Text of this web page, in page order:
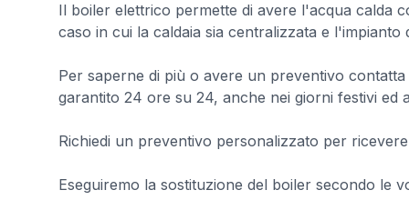
Il boiler elettrico permette di avere l'acqua calda
caso in cui la caldaia sia centralizzata e l'impianto
Per saperne di più o avere un preventivo
garantito 24 ore su 24, anche nei giorni festivi ed
Richiedi un preventivo personalizzato per
Eseguiremo la sostituzione del boiler secondo le